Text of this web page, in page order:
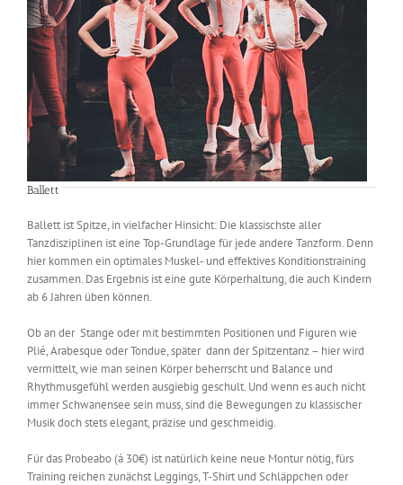
Ballett
Ballett ist Spitze, in vielfacher Hinsicht: Die klassischste aller
Tanzdisziplinen ist eine Top-Grundlage für jede andere Tanzform. Denn
hier kommen ein optimales Muskel- und effektives Konditionstraining
zusammen. Das Ergebnis ist eine gute Körperhaltung, die auch Kindern
ab 6 Jahren üben können.
Ob an der Stange oder mit bestimmten Positionen und Figuren wie
Plié, Arabesque oder Tondue, später dann der Spitzentanz – hier wird
vermittelt, wie man seinen Körper beherrscht und Balance und
Rhythmusgefühl werden ausgiebig geschult. Und wenn es auch nicht
immer Schwanensee sein muss, sind die Bewegungen zu klassischer
Musik doch stets elegant, präzise und geschmeidig.
Für das Probeabo (á 30€) ist natürlich keine neue Montur nötig, fürs
Training reichen zunächst Leggings, T-Shirt und Schläppchen oder